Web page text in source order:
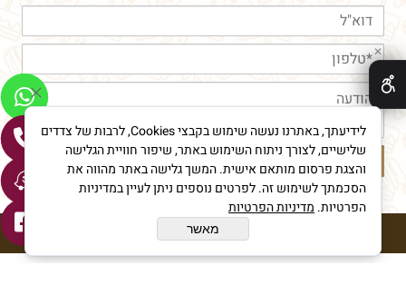
חורי מאפיית איכות © All Rights reserved
✕
לידיעתך, באתרנו נעשה שימוש בקבצי Cookies, לרבות של צדדים
שלישיים, לצורך ניתוח השימוש באתר, שיפור חוויית הגלישה
והצגת פרסום מותאם אישית. המשך גלישה באתר מהווה את
הסכמתך לשימוש זה. לפרטים נוספים ניתן לעיין במדיניות
הפרטיות. מדיניות הפרטיות
מאשר